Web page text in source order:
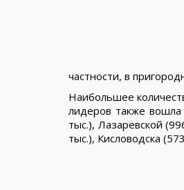
частности, в
Наибольшее
лидеров также
тыс.), Лазаревской
тыс.), Кисловодска